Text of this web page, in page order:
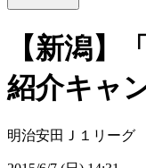
【新潟】
紹介キャ
明治安田Ｊ１リーグ